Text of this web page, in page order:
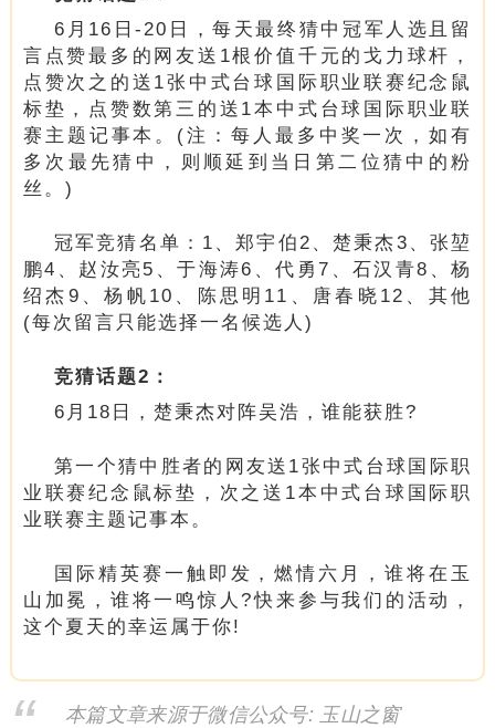
6月16日-20日，每天最终猜中冠军人选且留
言点赞最多的网友送1根价值千元的戈力球杆，
点赞次之的送1张中式台球国际职业联赛纪念鼠
标垫，点赞数第三的送1本中式台球国际职业联
赛主题记事本。(注：每人最多中奖一次，如有
多次最先猜中，则顺延到当日第二位猜中的粉
丝。)
冠军竞猜名单：1、郑宇伯2、楚秉杰3、张堃
鹏4、赵汝亮5、于海涛6、代勇7、石汉青8、杨
绍杰9、杨帆10、陈思明11、唐春晓12、其他
(每次留言只能选择一名候选人)
竞猜话题2：
6月18日，楚秉杰对阵吴浩，谁能获胜?
第一个猜中胜者的网友送1张中式台球国际职
业联赛纪念鼠标垫，次之送1本中式台球国际职
业联赛主题记事本。
国际精英赛一触即发，燃情六月，谁将在玉
山加冕，谁将一鸣惊人?快来参与我们的活动，
这个夏天的幸运属于你!
本篇文章来源于微信公众号: 玉山之窗